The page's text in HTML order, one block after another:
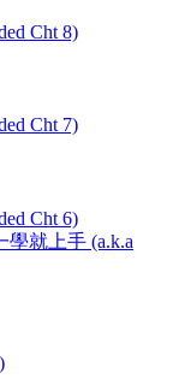
Cht 8)
Cht 7)
Cht 6)
學就上手 (a.k.a